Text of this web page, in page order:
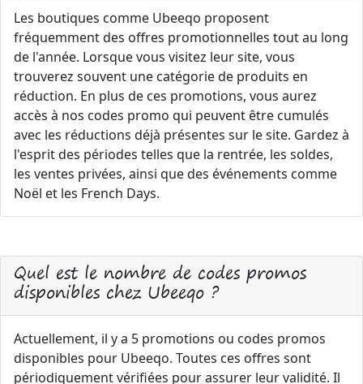
Les boutiques comme Ubeeqo proposent
fréquemment des offres promotionnelles tout au long
de l'année. Lorsque vous visitez leur site, vous
trouverez souvent une catégorie de produits en
réduction. En plus de ces promotions, vous aurez
accès à nos codes promo qui peuvent être cumulés
avec les réductions déjà présentes sur le site. Gardez à
l'esprit des périodes telles que la rentrée, les soldes,
les ventes privées, ainsi que des événements comme
Noël et les French Days.
Quel est le nombre de codes promos
disponibles chez Ubeeqo ?
Actuellement, il y a 5 promotions ou codes promos
disponibles pour Ubeeqo. Toutes ces offres sont
périodiquement vérifiées pour assurer leur validité. Il